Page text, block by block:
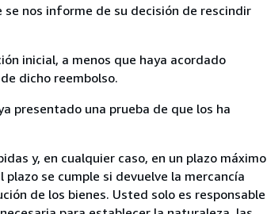
nos informe de su decisión de rescindir
inicial, a menos que haya acordado
dicho reembolso.
presentado una prueba de que los ha
y, en cualquier caso, en un plazo máximo
se cumple si devuelve la mercancía
de los bienes. Usted solo es responsable